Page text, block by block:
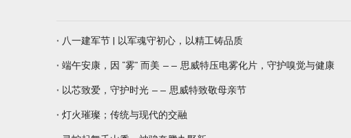
八一建军节 | 以军魂守初心，以精工铸品质
端午安康，因 “雾” 而美 —— 思威特压电雾化片，守护嗅觉与健康
以芯致爱，守护时光 —— 思威特致敬母亲节
灯火璀璨；传统与现代的交融